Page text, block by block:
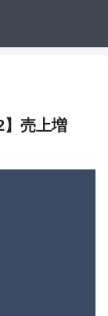
】売上増